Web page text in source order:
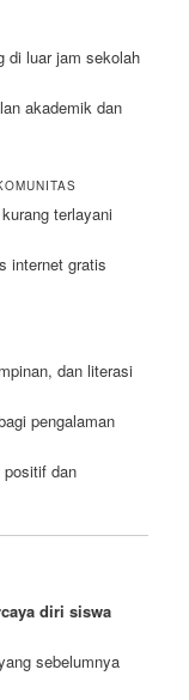
di luar jam sekolah
akademik dan
terlayani
internet gratis
dan literasi
pengalaman
dan
diri siswa
sebelumnya